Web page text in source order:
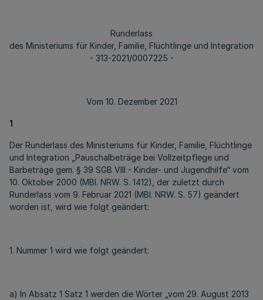
Runderlass
des Ministeriums für Kinder, Familie, Flüchtlinge und Integration
- 313-2021/0007225 -
Vom 10. Dezember 2021
1
Der Runderlass des Ministeriums für Kinder, Familie, Flüchtlinge
und Integration „Pauschalbeträge bei Vollzeitpflege und
Barbeträge gem. § 39 SGB VIII - Kinder- und Jugendhilfe“ vom
10. Oktober 2000 (MBl. NRW. S. 1412), der zuletzt durch
Runderlass vom 9. Februar 2021 (MBl. NRW. S. 57) geändert
worden ist, wird wie folgt geändert:
1. Nummer 1 wird wie folgt geändert:
a) In Absatz 1 Satz 1 werden die Wörter „vom 29. August 2013